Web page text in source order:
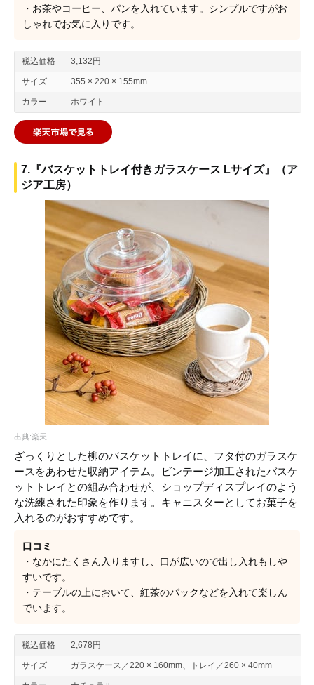
・お茶やコーヒー、パンを入れています。シンプルですがお
しゃれでお気に入りです。
税込価格 3,132円
サイズ 355 × 220 × 155mm
カラー ホワイト
7.『バスケットトレイ付きガラスケース Lサイズ』（ア
ジア工房）
出典:楽天
ざっくりとした柳のバスケットトレイに、フタ付のガラスケ
ースをあわせた収納アイテム。ビンテージ加工されたバスケ
ットトレイとの組み合わせが、ショップディスプレイのよう
な洗練された印象を作ります。キャニスターとしてお菓子を
入れるのがおすすめです。
口コミ
・なかにたくさん入りますし、口が広いので出し入れもしや
すいです。
・テーブルの上において、紅茶のパックなどを入れて楽しん
でいます。
税込価格 2,678円
サイズ ガラスケース／220 × 160mm、トレイ／260 × 40mm